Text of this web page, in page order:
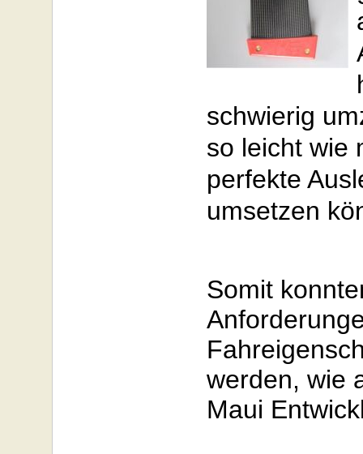
schwierig
so leicht wie
perfekte
umsetzen
Somit
werden, wie
Maui